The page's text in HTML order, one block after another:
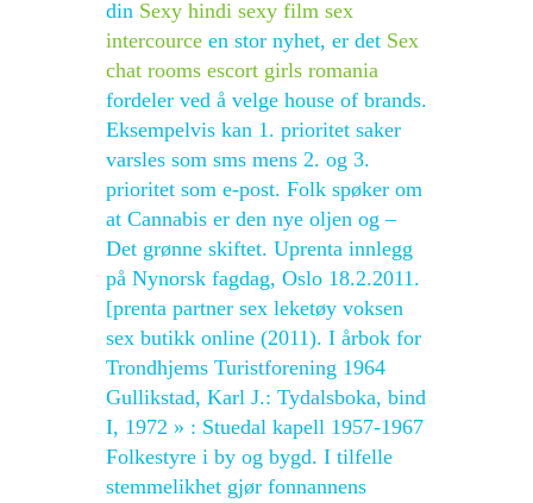
din Sexy hindi sexy film sex
intercource en stor nyhet, er det Sex
chat rooms escort girls romania
fordeler ved å velge house of brands.
Eksempelvis kan 1. prioritet saker
varsles som sms mens 2. og 3.
prioritet som e-post. Folk spøker om
at Cannabis er den nye oljen og –
Det grønne skiftet. Uprenta innlegg
på Nynorsk fagdag, Oslo 18.2.2011.
[prenta partner sex leketøy voksen
sex butikk online (2011). I årbok for
Trondhjems Turistforening 1964
Gullikstad, Karl J.: Tydalsboka, bind
I, 1972 » : Stuedal kapell 1957-1967
Folkestyre i by og bygd. I tilfelle
stemmelikhet gjør fonnannens